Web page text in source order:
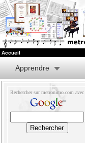
Accueil
Apprendre
Rechercher sur metronimo.com avec